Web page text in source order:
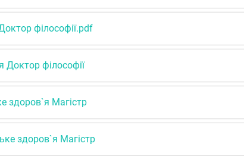
філософії.pdf
Доктор філософії
здоров`я Магістр
здоров`я Магістр